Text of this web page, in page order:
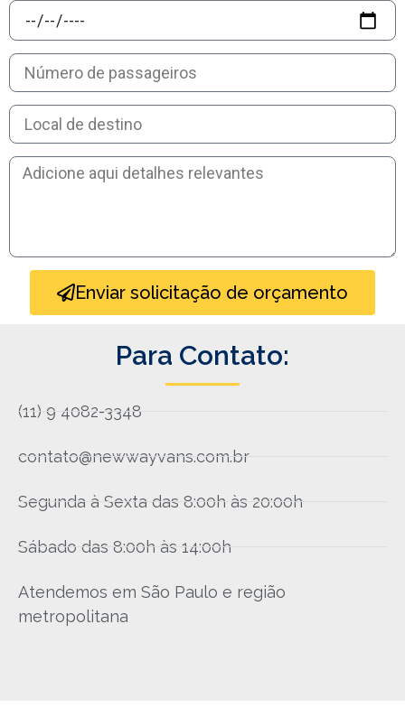
Enviar solicitação de orçamento
Para Contato:
(11) 9 4082-3348
contato@newwayvans.com.br
Segunda à Sexta das 8:00h às 20:00h
Sábado das 8:00h às 14:00h
Atendemos em São Paulo e região
metropolitana